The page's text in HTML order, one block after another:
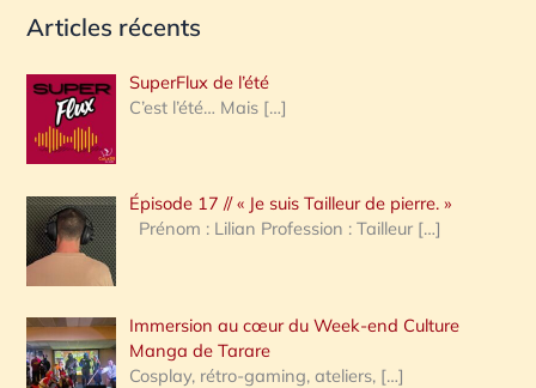
c
e
r
c
h
e
:
Articles récents
SuperFlux de l’été
C’est l’été… Mais […]
Épisode 17 // « Je suis Tailleur de pierre. »
Prénom : Lilian Profession : Tailleur […]
Immersion au cœur du Week-end Culture
Manga de Tarare
Cosplay, rétro-gaming, ateliers, […]